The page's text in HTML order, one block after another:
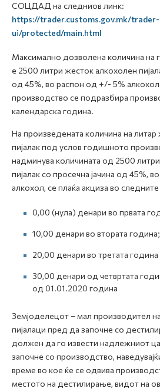
СОЦДАД на следниов линк:
https://trader.customs.gov.mk/
ui/protected/main.html
Максимално дозволена количина на
е 2500 литри жесток алкохолен
од 45%, во распон од +/- 5%
производство се подразбира
календарска година.
На произведената количина на
пијалак под услов годишното
надминува количината од 2500
пијалак со просечна јачина од 45%,
алкохол, се плаќа акциза во
0,00 (нула) денари во првата
10,00 денари во втората година;
20,00 денари во третата година
30,00 денари од четвртата
од 01.01.2020 година
Земјоделецот – мал производител
пијалаци пред да започне со
должен да го извести надлежниот
започне со производство,
време во кое ќе се одвива
местото на дестилирање, видот на